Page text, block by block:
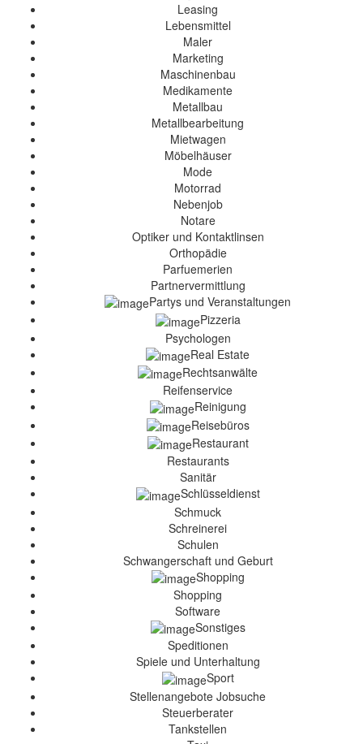
Leasing
Lebensmittel
Maler
Marketing
Maschinenbau
Medikamente
Metallbau
Metallbearbeitung
Mietwagen
Möbelhäuser
Mode
Motorrad
Nebenjob
Notare
Optiker und Kontaktlinsen
Orthopädie
Parfuemerien
Partnervermittlung
Partys und Veranstaltungen
Pizzeria
Psychologen
Real Estate
Rechtsanwälte
Reifenservice
Reinigung
Reisebüros
Restaurant
Restaurants
Sanitär
Schlüsseldienst
Schmuck
Schreinerei
Schulen
Schwangerschaft und Geburt
Shopping
Shopping
Software
Sonstiges
Speditionen
Spiele und Unterhaltung
Sport
Stellenangebote Jobsuche
Steuerberater
Tankstellen